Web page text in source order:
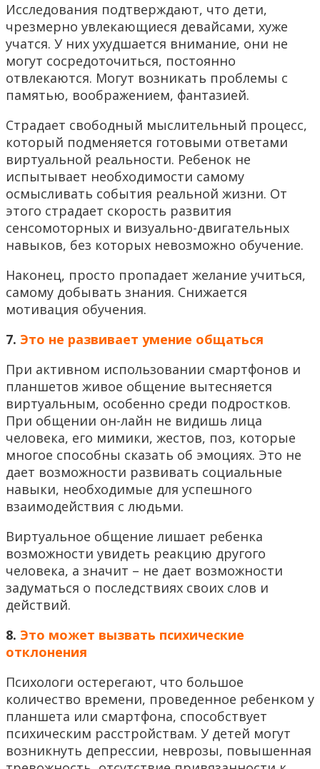
Исследования подтверждают, что дети,
чрезмерно увлекающиеся девайсами, хуже
учатся. У них ухудшается внимание, они не
могут сосредоточиться, постоянно
отвлекаются. Могут возникать проблемы с
памятью, воображением, фантазией.
Страдает свободный мыслительный процесс,
который подменяется готовыми ответами
виртуальной реальности. Ребенок не
испытывает необходимости самому
осмысливать события реальной жизни. От
этого страдает скорость развития
сенсомоторных и визуально-двигательных
навыков, без которых невозможно обучение.
Наконец, просто пропадает желание учиться,
самому добывать знания. Снижается
мотивация обучения.
7. Это не развивает умение общаться
При активном использовании смартфонов и
планшетов живое общение вытесняется
виртуальным, особенно среди подростков.
При общении он-лайн не видишь лица
человека, его мимики, жестов, поз, которые
многое способны сказать об эмоциях. Это не
дает возможности развивать социальные
навыки, необходимые для успешного
взаимодействия с людьми.
Виртуальное общение лишает ребенка
возможности увидеть реакцию другого
человека, а значит – не дает возможности
задуматься о последствиях своих слов и
действий.
8. Это может вызвать психические
отклонения
Психологи остерегают, что большое
количество времени, проведенное ребенком у
планшета или смартфона, способствует
психическим расстройствам. У детей могут
возникнуть депрессии, неврозы, повышенная